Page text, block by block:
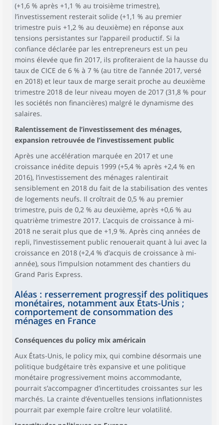
(+1,6 % après +1,1 % au troisième trimestre),
l’investissement resterait solide (+1,1 % au premier
trimestre puis +1,2 % au deuxième) en réponse aux
tensions persistantes sur l’appareil productif. Si la
confiance déclarée par les entrepreneurs est un peu
moins élevée que fin 2017, ils profiteraient de la hausse du
taux de CICE de 6 % à 7 % (au titre de l’année 2017, versé
en 2018) et leur taux de marge serait proche au deuxième
trimestre 2018 de leur niveau moyen de 2017 (31,8 % pour
les sociétés non financières) malgré le dynamisme des
salaires.
Ralentissement de l’investissement des ménages,
expansion retrouvée de l’investissement public
Après une accélération marquée en 2017 et une
croissance inédite depuis 1999 (+5,4 % après +2,4 % en
2016), l’investissement des ménages ralentirait
sensiblement en 2018 du fait de la stabilisation des ventes
de logements neufs. Il croîtrait de 0,5 % au premier
trimestre, puis de 0,2 % au deuxième, après +0,6 % au
quatrième trimestre 2017. L’acquis de croissance à mi-
2018 ne serait plus que de +1,9 %. Après cinq années de
repli, l’investissement public renouerait quant à lui avec la
croissance en 2018 (+2,4 % d’acquis de croissance à mi-
année), sous l’impulsion notamment des chantiers du
Grand Paris Express.
Aléas : resserrement progressif des politiques
monétaires, notamment aux États-Unis ;
comportement de consommation des
ménages en France
Conséquences du policy mix américain
Aux États-Unis, le policy mix, qui combine désormais une
politique budgétaire très expansive et une politique
monétaire progressivement moins accommodante,
pourrait s’accompagner d’incertitudes croissantes sur les
marchés. La crainte d’éventuelles tensions inflationnistes
pourrait par exemple faire croître leur volatilité.